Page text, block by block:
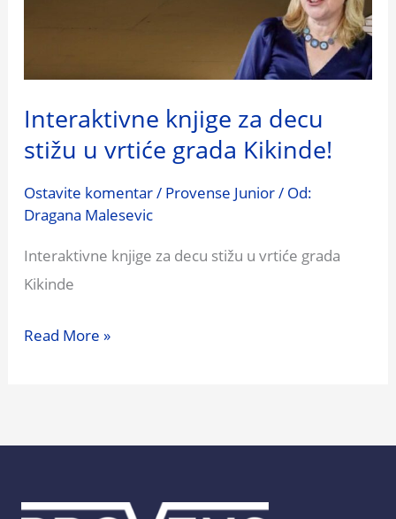
Interaktivne knjige za decu
stižu u vrtiće grada Kikinde!
Ostavite komentar/ Provense Junior/ Od:
Dragana Malesevic
Interaktivne knjige za decu stižu u vrtiće grada
Kikinde
grada
Kikinde!
Read More »